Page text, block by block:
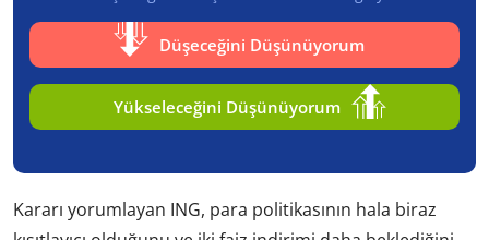
Düşeceğini Düşünüyorum
Yükseleceğini Düşünüyorum
Kararı yorumlayan ING, para politikasının hala biraz